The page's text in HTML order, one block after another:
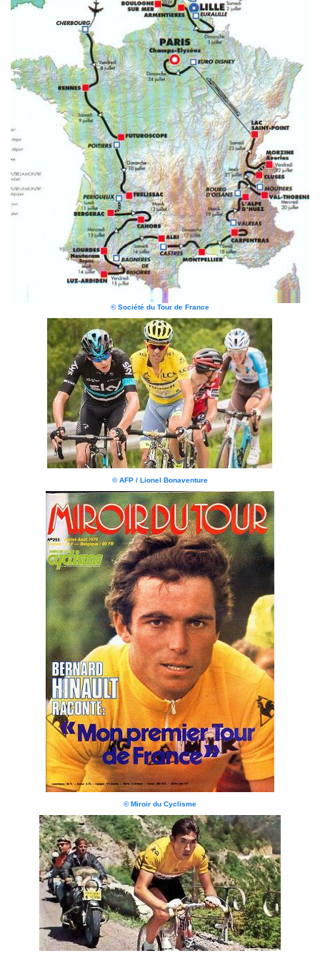
© Société du Tour de France
© AFP / Lionel Bonaventure
© Miroir du Cyclisme